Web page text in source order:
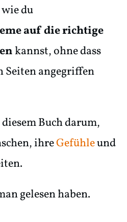
du
auf die richtige
kannst, ohne dass
Seiten angegriffen
Buch darum,
ihreGefühleund
gelesen haben.